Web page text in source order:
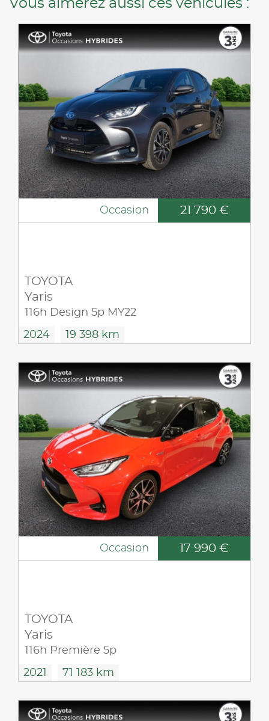
Vous aimerez aussi ces véhicules :
Occasion 21 790 €
TOYOTA
Yaris
116h Design 5p MY22
2024 19 398 km
Occasion 17 990 €
TOYOTA
Yaris
116h Première 5p
2021 71 183 km